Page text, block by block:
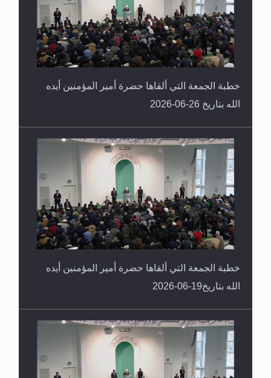
خطبة الجمعة التي ألقاها حضرة أمير المؤمنين أيده
الله بتاريخ 26-06-2026
خطبة الجمعة التي ألقاها حضرة أمير المؤمنين أيده
الله بتاريخ19-06-2026